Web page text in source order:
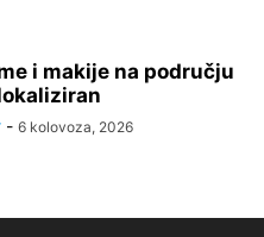
i makije na području
- 6 kolovoza, 2026